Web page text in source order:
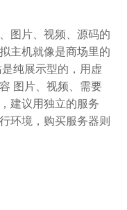
图片、视频、源码的
主机就像是商场里的
纯展示型的，用虚
图片、视频、需要
建议用独立的服务
环境，购买服务器则